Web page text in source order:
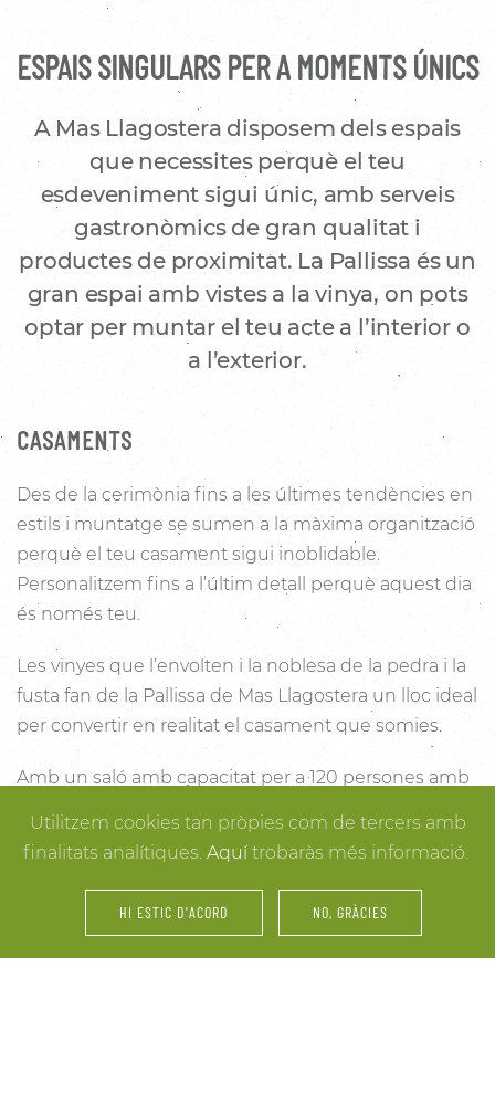
ESPAIS SINGULARS PER A MOMENTS ÚNICS
A Mas Llagostera disposem dels espais
que necessites perquè el teu
esdeveniment sigui únic, amb serveis
gastronòmics de gran qualitat i
productes de proximitat. La Pallissa és un
gran espai amb vistes a la vinya, on pots
optar per muntar el teu acte a l’interior o
a l’exterior.
CASAMENTS
Des de la cerimònia fins a les últimes tendències en
estils i muntatge se sumen a la màxima organització
perquè el teu casament sigui inoblidable.
Personalitzem fins a l’últim detall perquè aquest dia
és només teu.
Les vinyes que l’envolten i la noblesa de la pedra i la
fusta fan de la Pallissa de Mas Llagostera un lloc ideal
per convertir en realitat el casament que somies.
Amb un saló amb capacitat per a 120 persones amb
per connectar amb la natura. Des dels racons més
íntims per a la cerimònia fins a espais oberts a la
vinya i la natura o racons per al record, cada detall
mentre arriben els convidats i tot es posa en ordre,
Utilitzem cookies tan pròpies com de tercers amb
finalitats analítiques. Aquítrobaràs més informació.
HI ESTIC D'ACORD NO, GRÀCIES